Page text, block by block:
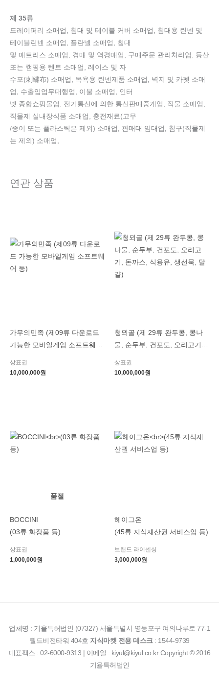
제 35류
드레이퍼리 소매업, 침대 및 테이블 커버 소매업, 침대용 린넨 및
테이블린넨 소매업, 플란넬 소매업, 침대
및 매트리스 소매업, 경매 및 역경매업, 구매주문 관리처리업, 등산
또는 캠핑용 텐트 소매업, 레이스 및 자
수포(刺繡布) 소매업, 목욕용 린넨제품 소매업, 벽지 및 카펫 소매
업, 수출입업무대행업, 이불 소매업, 인터
넷 종합쇼핑몰업, 전기통신에 의한 통신판매중개업, 직물 소매업,
직물제 실내장식품 소매업, 충전재료(고무
/종이 또는 플라스틱은 제외) 소매업, 판매대 임대업, 침구(직물제
는 제외) 소매업,
연관 상품
가무의민족 (제09류 다운로드
가능한 모바일게임 소프트웨어
상표권
10,000,000원
청뫼골 (제 29류 완두콩, 콩나
물, 순두부, 건포도, 오리고기,
상표권
10,000,000원
품절
BOCCINI
(03류 화장품 등)
상표권
1,000,000원
헤이그온
(45류 지식재산권 서비스업 등)
브랜드 라이센싱
3,000,000원
업체명 : 기율특허법인 (07327) 서울특별시 영등포구 여의나루로 77-1
월드비전타워 404호 지식마켓 전용 데스크: 1544-9739
대표팩스 : 02-6000-9313 | 이메일 : kiyul@kiyul.co.kr Copyright © 2016
기율특허법인